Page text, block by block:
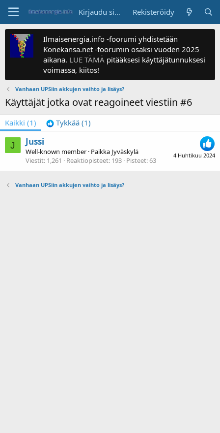
Kirjaudu sisään Rekisteröidy
Ilmaisenergia.info -foorumi yhdistetään
Konekansa.net -foorumin osaksi vuoden 2025
aikana. LUE TÄMÄ pitääksesi käyttäjätunnuksesi
voimassa, kiitos!
Vanhaan UPSiin akkujen vaihto ja lisäys?
Käyttäjät jotka ovat reagoineet viestiin #6
Kaikki (1) Tykkää (1)
J
4 Huhtikuu 2024
Jussi
Well-known member · Paikka Jyväskylä
Viestit 1,261 Reaktiopisteet 193 Pisteet 63
Vanhaan UPSiin akkujen vaihto ja lisäys?